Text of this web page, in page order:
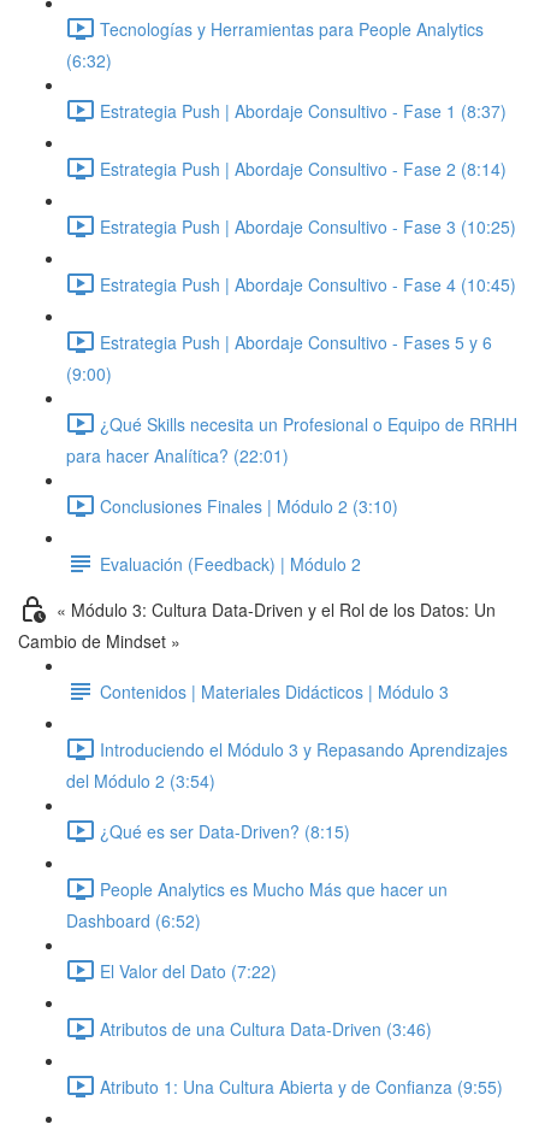
Tecnologías y Herramientas para People Analytics
(6:32)
Estrategia Push | Abordaje Consultivo - Fase 1 (8:37)
Estrategia Push | Abordaje Consultivo - Fase 2 (8:14)
Estrategia Push | Abordaje Consultivo - Fase 3 (10:25)
Estrategia Push | Abordaje Consultivo - Fase 4 (10:45)
Estrategia Push | Abordaje Consultivo - Fases 5 y 6
(9:00)
¿Qué Skills necesita un Profesional o Equipo de RRHH
para hacer Analítica? (22:01)
Conclusiones Finales | Módulo 2 (3:10)
Evaluación (Feedback) | Módulo 2
« Módulo 3: Cultura Data-Driven y el Rol de los Datos: Un
Cambio de Mindset »
Contenidos | Materiales Didácticos | Módulo 3
Introduciendo el Módulo 3 y Repasando Aprendizajes
del Módulo 2 (3:54)
¿Qué es ser Data-Driven? (8:15)
People Analytics es Mucho Más que hacer un
Dashboard (6:52)
El Valor del Dato (7:22)
Atributos de una Cultura Data-Driven (3:46)
Atributo 1: Una Cultura Abierta y de Confianza (9:55)